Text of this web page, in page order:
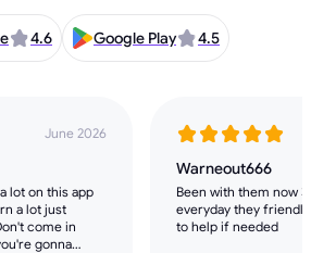
4.6 Google Play 4.5
June 2026
lot on this app
a lot just
come in
gonna
Warneout666
Been with them now
everyday they
to help if needed